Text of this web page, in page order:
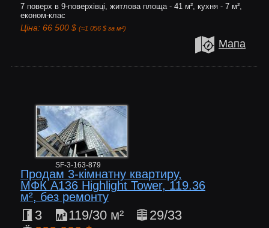
7 поверх в 9-поверхівці, житлова площа - 41 м², кухня - 7 м²,
економ-клас
Ціна: 66 500 $ (≈1 056 $ за м²)
Мапа
SF-3-163-879
Продам 3-кімнатну квартиру,
МФК А136 Highlight Tower, 119.36
м², без ремонту
3 119/30 м²
29/33